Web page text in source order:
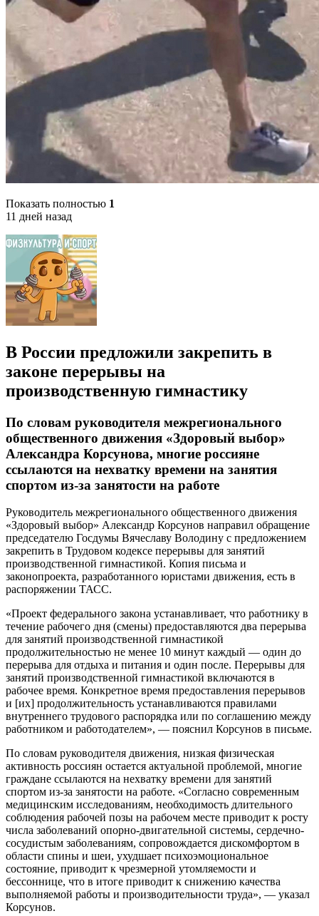
Показать полностью 1
11 дней назад
В России предложили закрепить в
законе перерывы на
производственную гимнастику⁠ ⁠
По словам руководителя межрегионального
общественного движения «Здоровый выбор»
Александра Корсунова, многие россияне
ссылаются на нехватку времени на занятия
спортом из-за занятости на работе
Руководитель межрегионального общественного движения
«Здоровый выбор» Александр Корсунов направил обращение
председателю Госдумы Вячеславу Володину с предложением
закрепить в Трудовом кодексе перерывы для занятий
производственной гимнастикой. Копия письма и
законопроекта, разработанного юристами движения, есть в
распоряжении ТАСС.
«Проект федерального закона устанавливает, что работнику в
течение рабочего дня (смены) предоставляются два перерыва
для занятий производственной гимнастикой
продолжительностью не менее 10 минут каждый — один до
перерыва для отдыха и питания и один после. Перерывы для
занятий производственной гимнастикой включаются в
рабочее время. Конкретное время предоставления перерывов
и [их] продолжительность устанавливаются правилами
внутреннего трудового распорядка или по соглашению между
работником и работодателем», — пояснил Корсунов в письме.
По словам руководителя движения, низкая физическая
активность россиян остается актуальной проблемой, многие
граждане ссылаются на нехватку времени для занятий
спортом из-за занятости на работе. «Согласно современным
медицинским исследованиям, необходимость длительного
соблюдения рабочей позы на рабочем месте приводит к росту
числа заболеваний опорно-двигательной системы, сердечно-
сосудистым заболеваниям, сопровождается дискомфортом в
области спины и шеи, ухудшает психоэмоциональное
состояние, приводит к чрезмерной утомляемости и
бессоннице, что в итоге приводит к снижению качества
выполняемой работы и производительности труда», — указал
Корсунов.